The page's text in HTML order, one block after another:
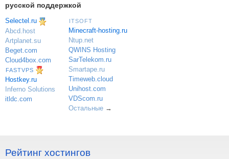
русской поддержкой
Selectel.ru
Abcd.host
Artplanet.su
Beget.com
Cloud4box.com
FASTVPS
Hostkey.ru
Inferno Solutions
itldc.com
ITSOFT
Minecraft-hosting.ru
Ntup.net
QWINS Hosting
SarTelekom.ru
Smartape.ru
Timeweb.cloud
Unihost.com
VDScom.ru
Остальные→
Рейтинг хостингов